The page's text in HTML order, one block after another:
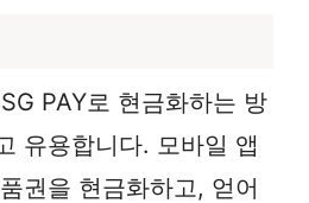
PAY로 현금화하는 방
유용합니다. 모바일 앱
권을 현금화하고, 얻어